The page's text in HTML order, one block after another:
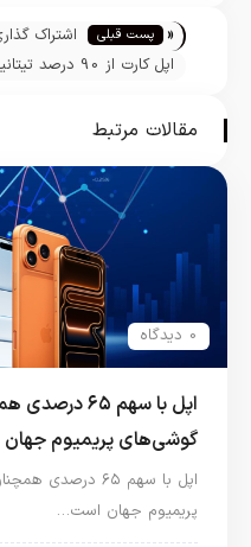
« پست قبلی
اشتراک
استوری
مقالات مرتبط
0 دیدگاه
اپل با سهم ۶۵
گوشی‌های پریمیوم
اپل با سهم ۶۵
پریمیوم جهان است…